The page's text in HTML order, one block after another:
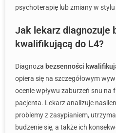
psychoterapię lub zmiany w stylu
Jak lekarz diagnozuje
kwalifikującą do L4?
Diagnoza bezsenności
opiera się na szczegółowym
ocenie wpływu zaburzeń snu
pacjenta. Lekarz analizuje
problemy z zasypianiem,
budzenie się, a także ich